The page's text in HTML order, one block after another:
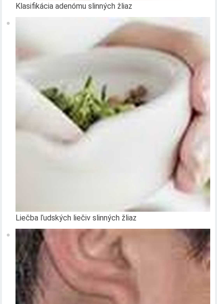
Klasifikácia adenómu slinných žliaz
Liečba ľudských liečiv slinných žliaz